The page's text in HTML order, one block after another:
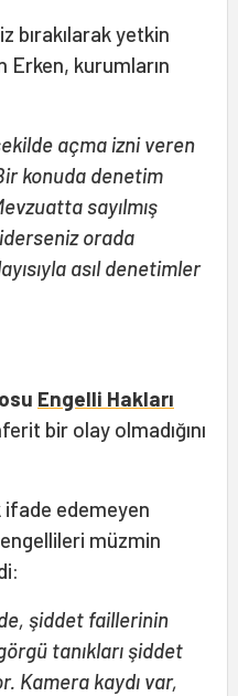
bırakılarak yetkin
Erken, kurumların
açma izni veren
konuda denetim
sayılmış
orada
asıl denetimler
Engelli Hakları
bir olay olmadığını
ifade edemeyen
müzmin
şiddet faillerinin
tanıkları şiddet
Kamera kaydı var,